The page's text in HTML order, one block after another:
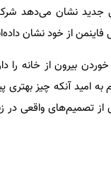
جدید نشان می‌دهد
فاینمن از خود نشان
بیرون از خانه را
امید آنکه چیز
تصمیم‌های واقعی در